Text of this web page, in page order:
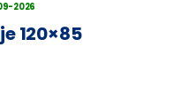
2026
120×85